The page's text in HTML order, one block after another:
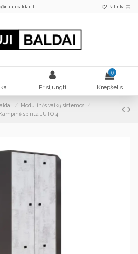
Patinka (0)
Prisijungti
0
Krepšelis
Modulinės vaikų sistemos
spinta JUTO 4